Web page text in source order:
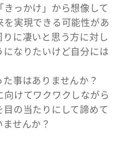
っかけ」から想像して
を実現できる可能性があ
りに凄いと思う方に対し
になりたいけど自分には
事はありませんか？
向けてワクワクしながら
の当たりにして諦めて
せんか？